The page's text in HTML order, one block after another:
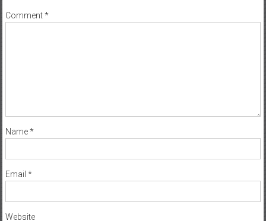
Comment*
Name*
Email *
Website